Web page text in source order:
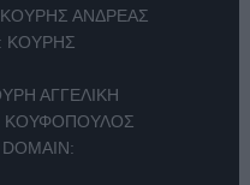
ΚΟΥΡΗΣ ΑΝΔΡΕΑΣ
ΚΟΥΡΗΣ
ΑΓΓΕΛΙΚΗ
ΚΟΥΦΟΠΟΥΛΟΣ